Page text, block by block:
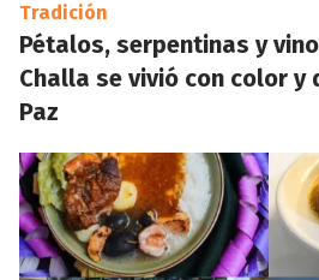
Tradición
Pétalos, serpentinas y
Challa se vivió con color y
Paz